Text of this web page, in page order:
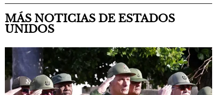
MÁS NOTICIAS DE ESTADOS
UNIDOS